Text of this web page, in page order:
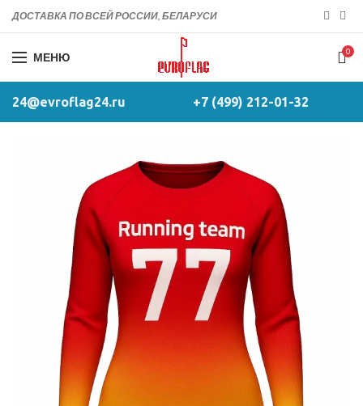
ДОСТАВКА ПО ВСЕЙ РОССИИ, БЕЛАРУСИ
МЕНЮ 0
24@evroflag24.ru +7 (499) 212-01-32